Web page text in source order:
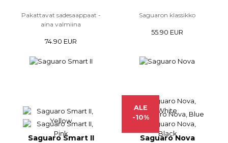
Pakattavat sadesaappaat -
aina valmiina
74.90 EUR
Saguaron klassikko
55.90 EUR
Saguaro Smart II
ALE
-10%
Saguaro Nova